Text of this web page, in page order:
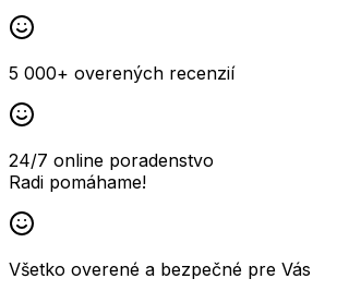
5 000+ overených recenzií
24/7 online poradenstvo
Radi pomáhame!
Všetko overené a bezpečné pre Vás